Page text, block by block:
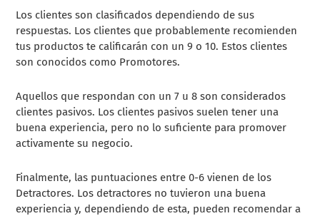
Los clientes son clasificados dependiendo de sus
respuestas. Los clientes que probablemente recomienden
tus productos te calificarán con un 9 o 10. Estos clientes
son conocidos como Promotores.
Aquellos que respondan con un 7 u 8 son considerados
clientes pasivos. Los clientes pasivos suelen tener una
buena experiencia, pero no lo suficiente para promover
activamente su negocio.
Finalmente, las puntuaciones entre 0-6 vienen de los
Detractores. Los detractores no tuvieron una buena
experiencia y, dependiendo de esta, pueden recomendar a